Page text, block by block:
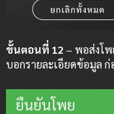
ขั้นตอนที่ 12 – พอส่งโพ
บอกรายละเอียดข้อมูล